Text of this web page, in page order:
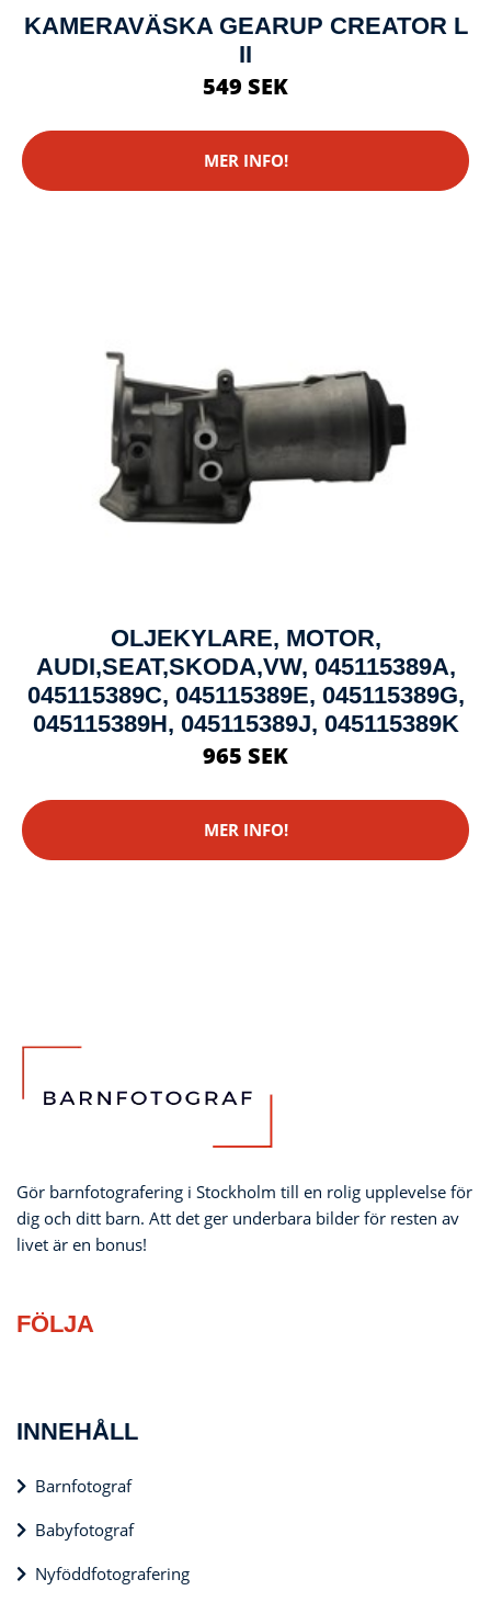
KAMERAVÄSKA GEARUP CREATOR L
II
549 SEK
MER INFO!
OLJEKYLARE, MOTOR,
AUDI,SEAT,SKODA,VW, 045115389A,
045115389C, 045115389E, 045115389G,
045115389H, 045115389J, 045115389K
965 SEK
MER INFO!
Gör barnfotografering i Stockholm till en rolig upplevelse för
dig och ditt barn. Att det ger underbara bilder för resten av
livet är en bonus!
FÖLJA
INNEHÅLL
Barnfotograf
Babyfotograf
Nyföddfotografering